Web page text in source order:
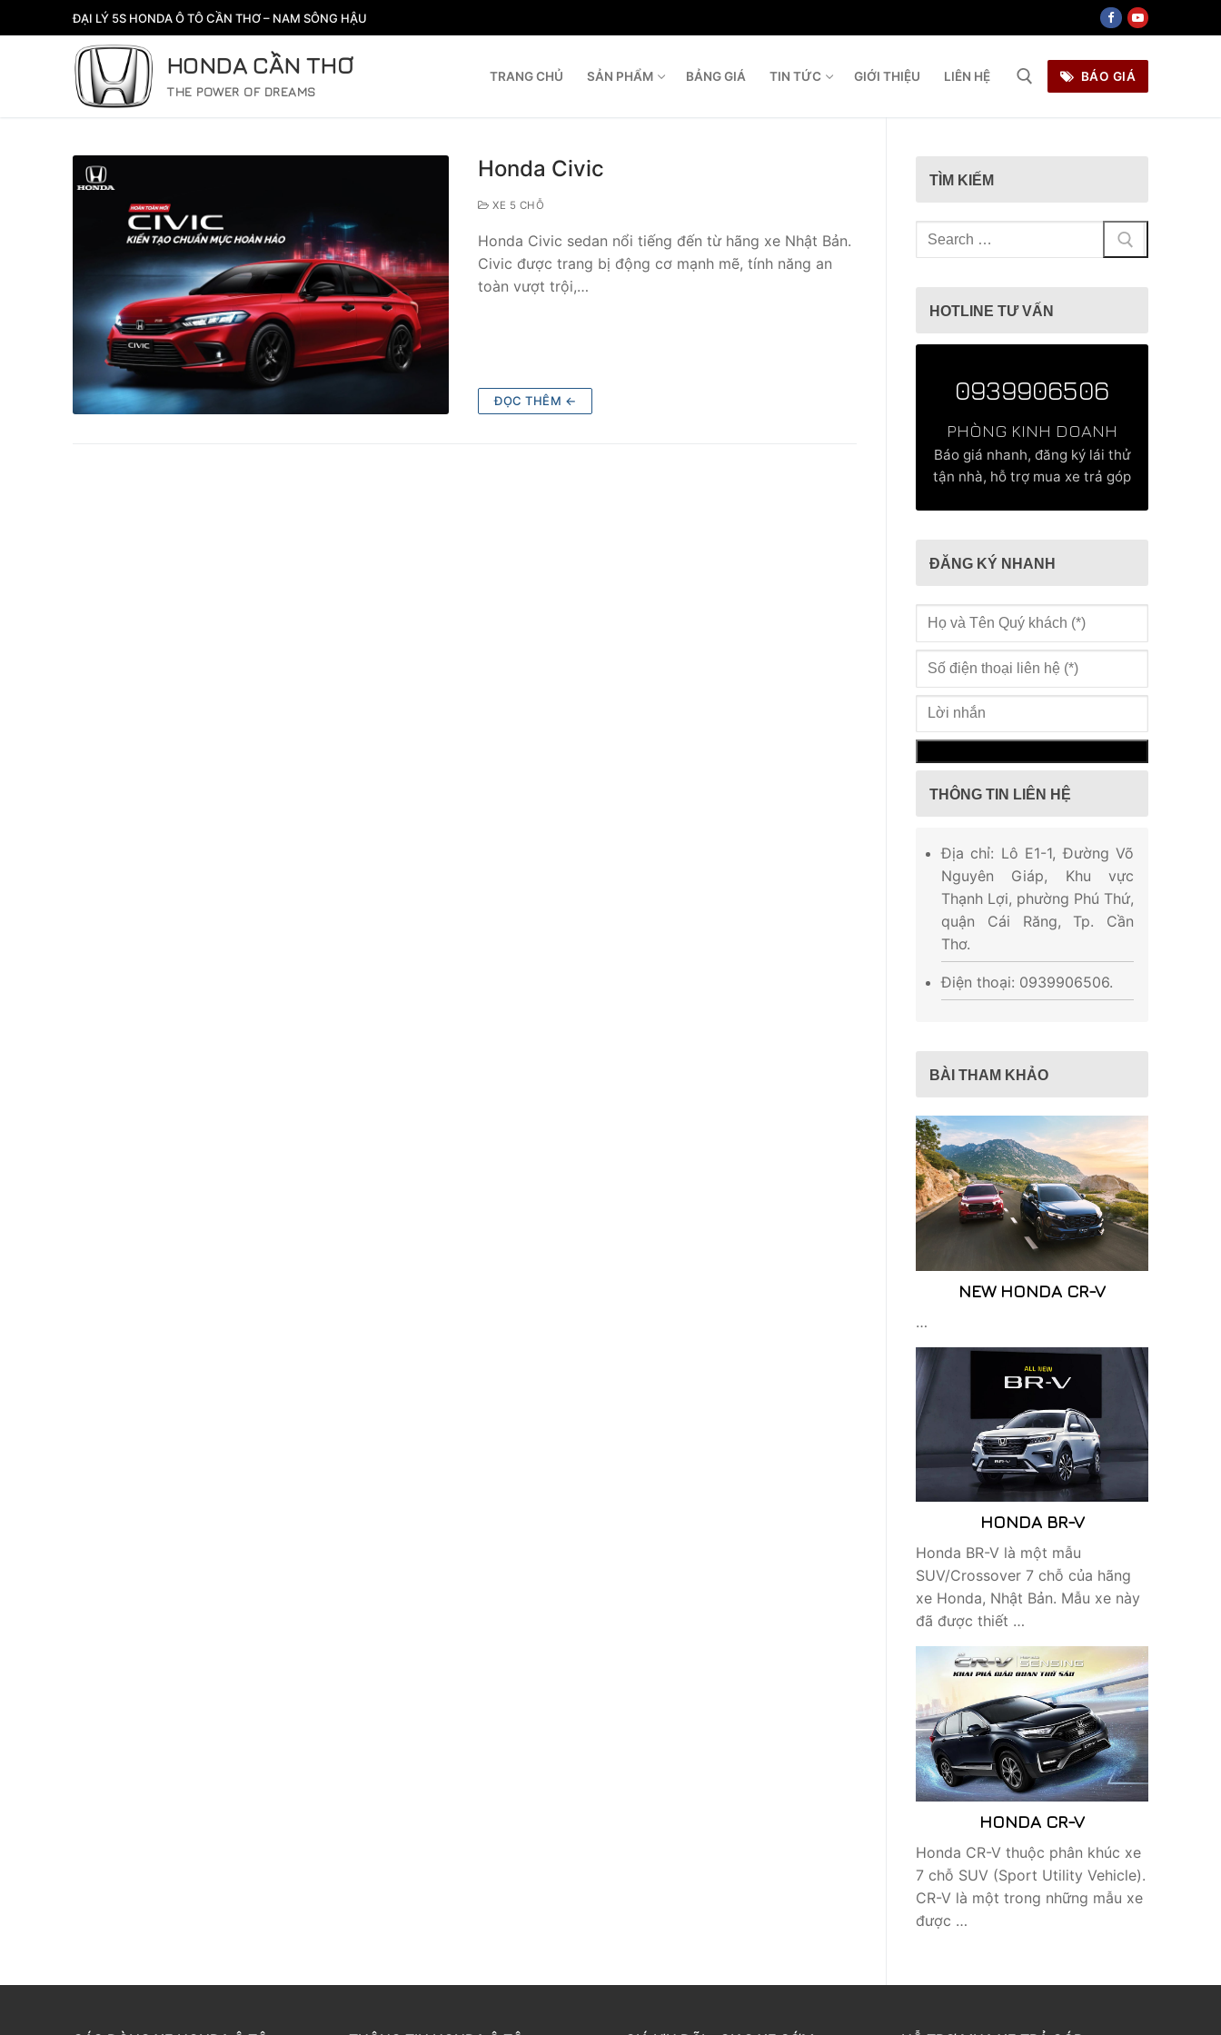
đến
ĐẠI LÝ 5S HONDA Ô TÔ CẦN THƠ – NAM SÔNG HẬU
HONDA CẦN THƠ
THE POWER OF DREAMS
TRANG CHỦ SẢN PHẨM BẢNG GIÁ TIN TỨC GIỚI THIỆU LIÊN HỆ BÁO GIÁ
Honda Civic
XE 5 CHỖ
Honda Civic sedan nổi tiếng đến từ hãng xe Nhật Bản.
Civic được trang bị động cơ mạnh mẽ, tính năng an
toàn vượt trội,…
ĐỌC THÊM ←
TÌM KIẾM
Tìm
kiếm
HOTLINE TƯ VẤN
0939906506
PHÒNG KINH DOANH
Báo giá nhanh, đăng ký lái thử
tận nhà, hỗ trợ mua xe trả góp
ĐĂNG KÝ NHANH
THÔNG TIN LIÊN HỆ
Địa chỉ: Lô E1-1, Đường Võ
Nguyên Giáp, Khu vực
Thạnh Lợi, phường Phú Thứ,
quận Cái Răng, Tp. Cần
Thơ.
Điện thoại: 0939906506.
BÀI THAM KHẢO
NEW HONDA CR-V
…
HONDA BR-V
Honda BR-V là một mẫu
SUV/Crossover 7 chỗ của hãng
xe Honda, Nhật Bản. Mẫu xe này
đã được thiết …
HONDA CR-V
Honda CR-V thuộc phân khúc xe
7 chỗ SUV (Sport Utility Vehicle).
CR-V là một trong những mẫu xe
được …